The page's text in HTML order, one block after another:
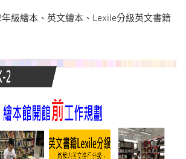
級繪本、英文繪本、Lexile分級英文書籍